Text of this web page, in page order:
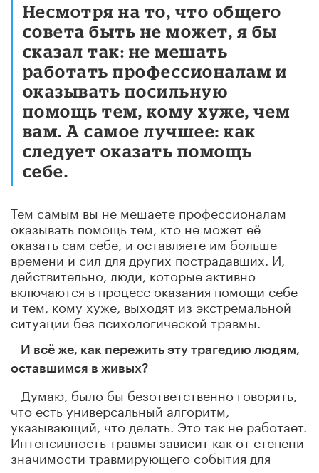
Несмотря на то, что общего
совета быть не может, я бы
сказал так: не мешать
работать профессионалам и
оказывать посильную
помощь тем, кому хуже, чем
вам. А самое лучшее: как
следует оказать помощь
себе.
Тем самым вы не мешаете профессионалам
оказывать помощь тем, кто не может её
оказать сам себе, и оставляете им больше
времени и сил для других пострадавших. И,
действительно, люди, которые активно
включаются в процесс оказания помощи себе
и тем, кому хуже, выходят из экстремальной
ситуации без психологической травмы.
– И всё же, как пережить эту трагедию людям,
оставшимся в живых?
– Думаю, было бы безответственно говорить,
что есть универсальный алгоритм,
указывающий, что делать. Это так не работает.
Интенсивность травмы зависит как от степени
значимости травмирующего события для